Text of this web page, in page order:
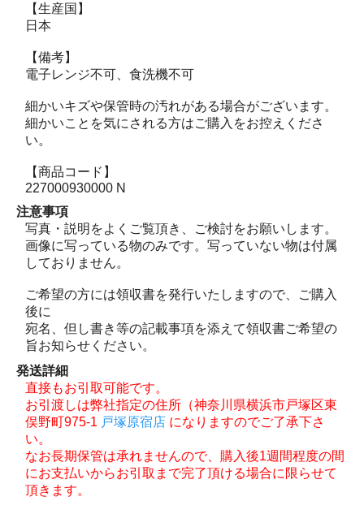
【生産国】
日本
【備考】
電子レンジ不可、食洗機不可
細かいキズや保管時の汚れがある場合がございます。
細かいことを気にされる方はご購入をお控えくださ
い。
【商品コード】
227000930000 N
注意事項
写真・説明をよくご覧頂き、ご検討をお願いします。
画像に写っている物のみです。写っていない物は付属
しておりません。
ご希望の方には領収書を発行いたしますので、ご購入
後に
宛名、但し書き等の記載事項を添えて領収書ご希望の
旨お知らせください。
発送詳細
直接もお引取可能です。
お引渡しは弊社指定の住所（神奈川県横浜市戸塚区東
俣野町975-1 戸塚原宿店 になりますのでご了承下さ
い。
なお長期保管は承れませんので、購入後1週間程度の間
にお支払いからお引取まで完了頂ける場合に限らせて
頂きます。